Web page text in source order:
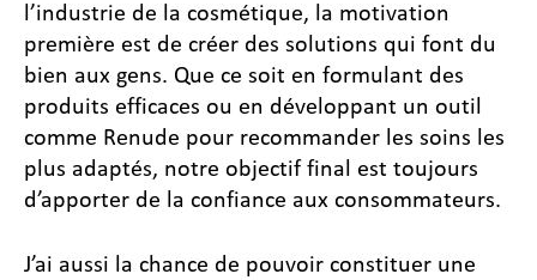
l’industrie de la cosmétique, la motivation
première est de créer des solutions qui font du
bien aux gens. Que ce soit en formulant des
produits efficaces ou en développant un outil
comme Renude pour recommander les soins les
plus adaptés, notre objectif final est toujours
d’apporter de la confiance aux consommateurs.
J’ai aussi la chance de pouvoir constituer une